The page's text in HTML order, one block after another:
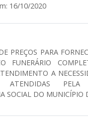
16/10/2020
PREÇOS PARA
FUNERÁRIO
A
ATENDIDAS PELA
SOCIAL DO MUNICÍPIO